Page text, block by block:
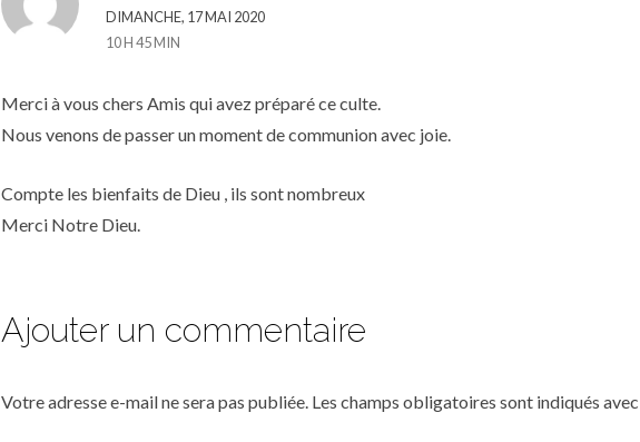
DIMANCHE, 17 MAI 2020
10 H 45 MIN
Merci à vous chers Amis qui avez préparé ce culte.
Nous venons de passer un moment de communion avec joie.
Compte les bienfaits de Dieu , ils sont nombreux
Merci Notre Dieu.
Ajouter un commentaire
Votre adresse e-mail ne sera pas publiée. Les champs obligatoires sont indiqués